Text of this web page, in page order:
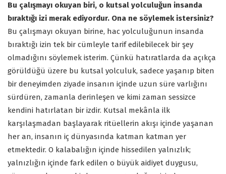
Bu çalışmayı okuyan biri, o kutsal yolculuğun insanda
bıraktığı izi merak ediyordur. Ona ne söylemek istersiniz?
Bu çalışmayı okuyan birine, hac yolculuğunun insanda
bıraktığı izin tek bir cümleyle tarif edilebilecek bir şey
olmadığını söylemek isterim. Çünkü hatıratlarda da açıkça
görüldüğü üzere bu kutsal yolculuk, sadece yaşanıp biten
bir deneyimden ziyade insanın içinde uzun süre varlığını
sürdüren, zamanla derinleşen ve kimi zaman sessizce
kendini hatırlatan bir izdir. Kutsal mekânla ilk
karşılaşmadan başlayarak ritüellerin akışı içinde yaşanan
her an, insanın iç dünyasında katman katman yer
etmektedir. O kalabalığın içinde hissedilen yalnızlık;
yalnızlığın içinde fark edilen o büyük aidiyet duygusu,